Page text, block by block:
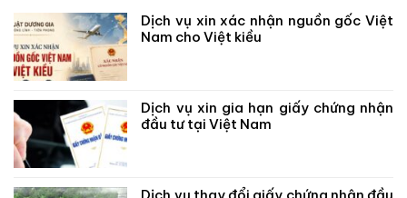
Dịch vụ xin xác nhận nguồn gốc Việt
Nam cho Việt kiều
Dịch vụ xin gia hạn giấy chứng nhận
đầu tư tại Việt Nam